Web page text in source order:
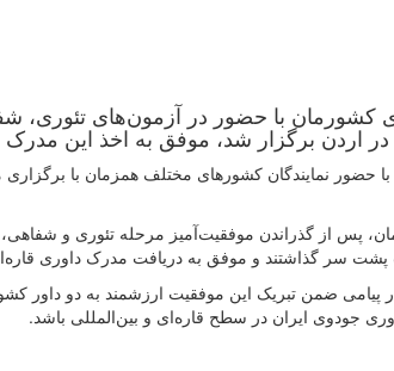
کشورمان با حضور در آزمون‌های تئوری،
اردن برگزار شد، موفق به اخذ این مدرک
نمایندگان کشورهای مختلف همزمان با برگزاری
پس از گذراندن موفقیت‌آمیز مرحله تئوری و
پشت سر گذاشتند و موفق به دریافت مدرک داوری
ضمن تبریک این موفقیت ارزشمند به دو داور
جودوی ایران در سطح قاره‌ای و بین‌المللی باشد.